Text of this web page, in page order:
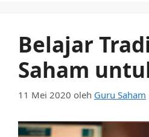
Belajar
Saham
11 Mei 2020 oleh Guru Saham